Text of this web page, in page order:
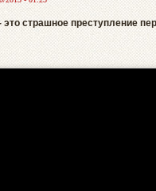
страшное преступление